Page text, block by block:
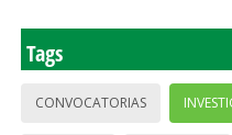
Tags
CONVOCATORIAS